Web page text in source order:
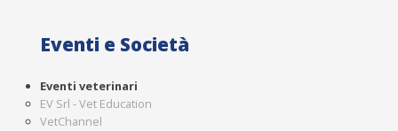
Eventi e Società
Eventi veterinari
EV Srl - Vet Education
VetChannel